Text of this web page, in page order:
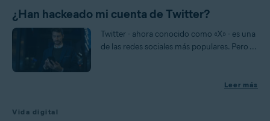
¿Han hackeado mi cuenta de Twitter?
Twitter - ahora conocido como «X» - es una
de las redes sociales más populares. Pero ...
Leer más
Vida digital